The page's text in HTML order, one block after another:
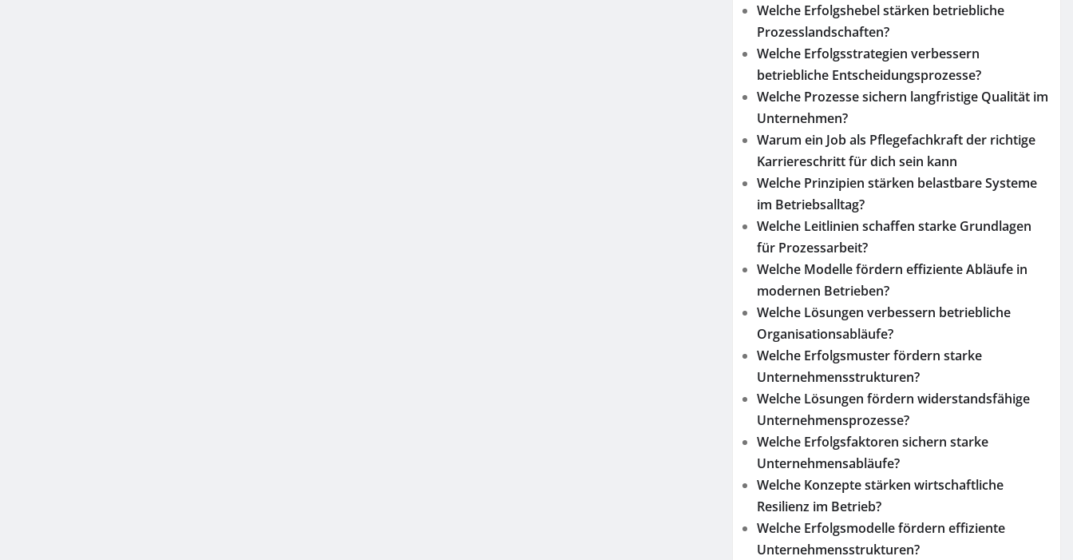
Welche Erfolgshebel stärken betriebliche
Prozesslandschaften?
Welche Erfolgsstrategien verbessern
betriebliche Entscheidungsprozesse?
Welche Prozesse sichern langfristige Qualität im
Unternehmen?
Warum ein Job als Pflegefachkraft der richtige
Karriereschritt für dich sein kann
Welche Prinzipien stärken belastbare Systeme
im Betriebsalltag?
Welche Leitlinien schaffen starke Grundlagen
für Prozessarbeit?
Welche Modelle fördern effiziente Abläufe in
modernen Betrieben?
Welche Lösungen verbessern betriebliche
Organisationsabläufe?
Welche Erfolgsmuster fördern starke
Unternehmensstrukturen?
Welche Lösungen fördern widerstandsfähige
Unternehmensprozesse?
Welche Erfolgsfaktoren sichern starke
Unternehmensabläufe?
Welche Konzepte stärken wirtschaftliche
Resilienz im Betrieb?
Welche Erfolgsmodelle fördern effiziente
Unternehmensstrukturen?